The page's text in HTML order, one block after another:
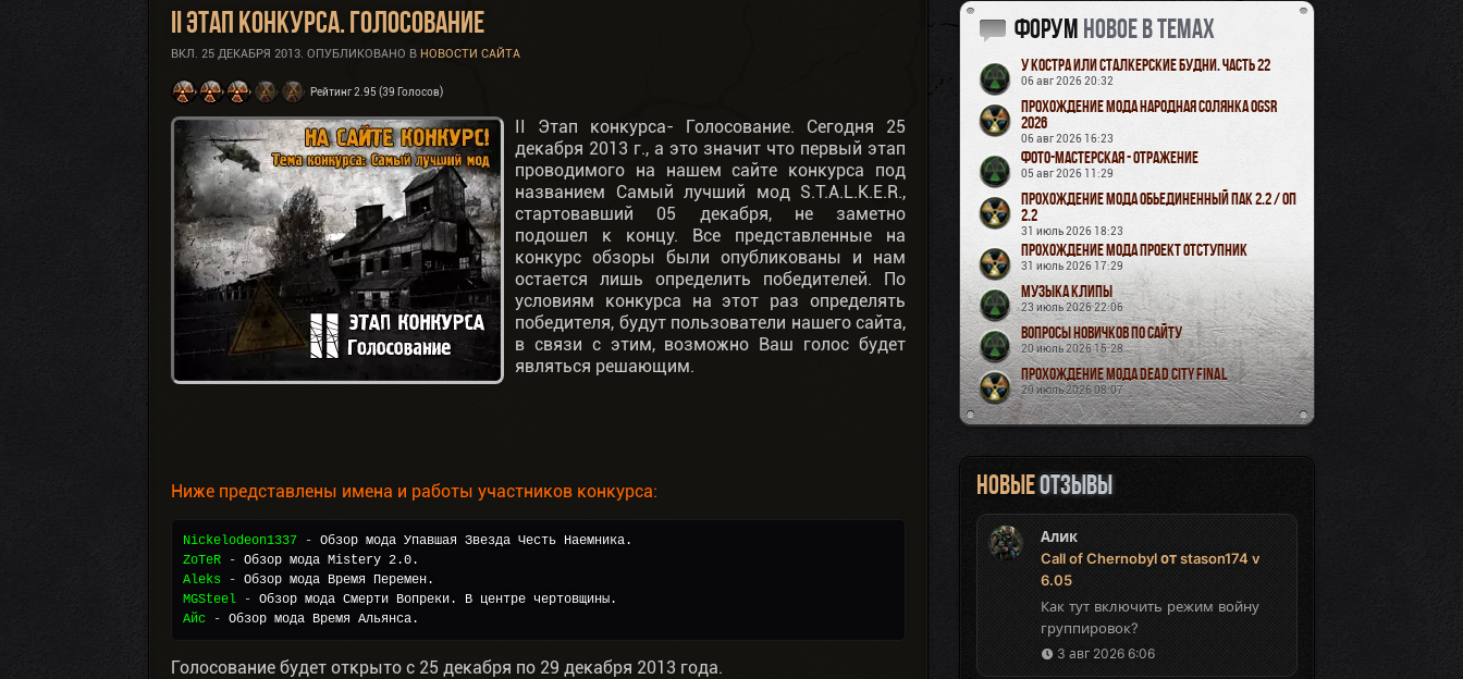
II Этап конкурса. Голосование
ВКЛ. 25 ДЕКАБРЯ 2013. ОПУБЛИКОВАНО В НОВОСТИ САЙТА
Рейтинг 2.95 (39 Голосов)
II Этап конкурса- Голосование. Сегодня 25
декабря 2013 г., а это значит что первый этап
проводимого на нашем сайте конкурса под
названием Самый лучший мод S.T.A.L.K.E.R.,
стартовавший 05 декабря, не заметно
подошел к концу. Все представленные на
конкурс обзоры были опубликованы и нам
остается лишь определить победителей. По
условиям конкурса на этот раз определять
победителя, будут пользователи нашего сайта,
в связи с этим, возможно Ваш голос будет
являться решающим.
Ниже представлены имена и работы участников конкурса:
Nickelodeon1337 - Обзор мода Упавшая Звезда Честь Наемника.
ZoTeR - Обзор мода Mistery 2.0.
Aleks - Обзор мода Время Перемен.
MGSteel - Обзор мода Смерти Вопреки. В центре чертовщины.
Айс - Обзор мода Время Альянса.
Голосование будет открыто с 25 декабря по 29 декабря 2013 года.
Форум новое в темах
У Костра или Сталкерские будни. Часть 22
06 авг 2026 20:32
Прохождение мода Народная Солянка OGSR
2026
06 авг 2026 16:23
Фото-мастерская - Отражение
05 авг 2026 11:29
Прохождение мода Обьединенный Пак 2.2 / ОП
2.2
31 июль 2026 18:23
Прохождение мода Проект Отступник
31 июль 2026 17:29
Музыка Клипы
23 июль 2026 22:06
Вопросы новичков по сайту
20 июль 2026 15:28
Прохождение мода Dead City Final
20 июль 2026 08:07
Новыеотзывы
Алик
Call of Chernobyl от stason174 v
6.05
Как тут включить режим войну
группировок?
3 авг 2026 6:06